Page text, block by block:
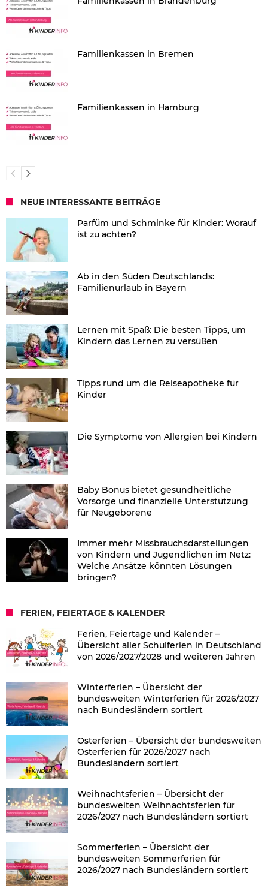
Familienkassen in Bremen
Familienkassen in Hamburg
NEUE INTERESSANTE BEITRÄGE
Parfüm und Schminke für Kinder: Worauf
ist zu achten?
Ab in den Süden Deutschlands:
Familienurlaub in Bayern
Lernen mit Spaß: Die besten Tipps, um
Kindern das Lernen zu versüßen
Tipps rund um die Reiseapotheke für
Kinder
Die Symptome von Allergien bei Kindern
Baby Bonus bietet gesundheitliche
Vorsorge und finanzielle Unterstützung
für Neugeborene
Immer mehr Missbrauchsdarstellungen
von Kindern und Jugendlichen im Netz:
Welche Ansätze könnten Lösungen
bringen?
FERIEN, FEIERTAGE & KALENDER
Ferien, Feiertage und Kalender –
Übersicht aller Schulferien in Deutschland
von 2026/2027/2028 und weiteren Jahren
Winterferien – Übersicht der
bundesweiten Winterferien für 2026/2027
nach Bundesländern sortiert
Osterferien – Übersicht der bundesweiten
Osterferien für 2026/2027 nach
Bundesländern sortiert
Weihnachtsferien – Übersicht der
bundesweiten Weihnachtsferien für
2026/2027 nach Bundesländern sortiert
Sommerferien – Übersicht der
bundesweiten Sommerferien für
2026/2027 nach Bundesländern sortiert